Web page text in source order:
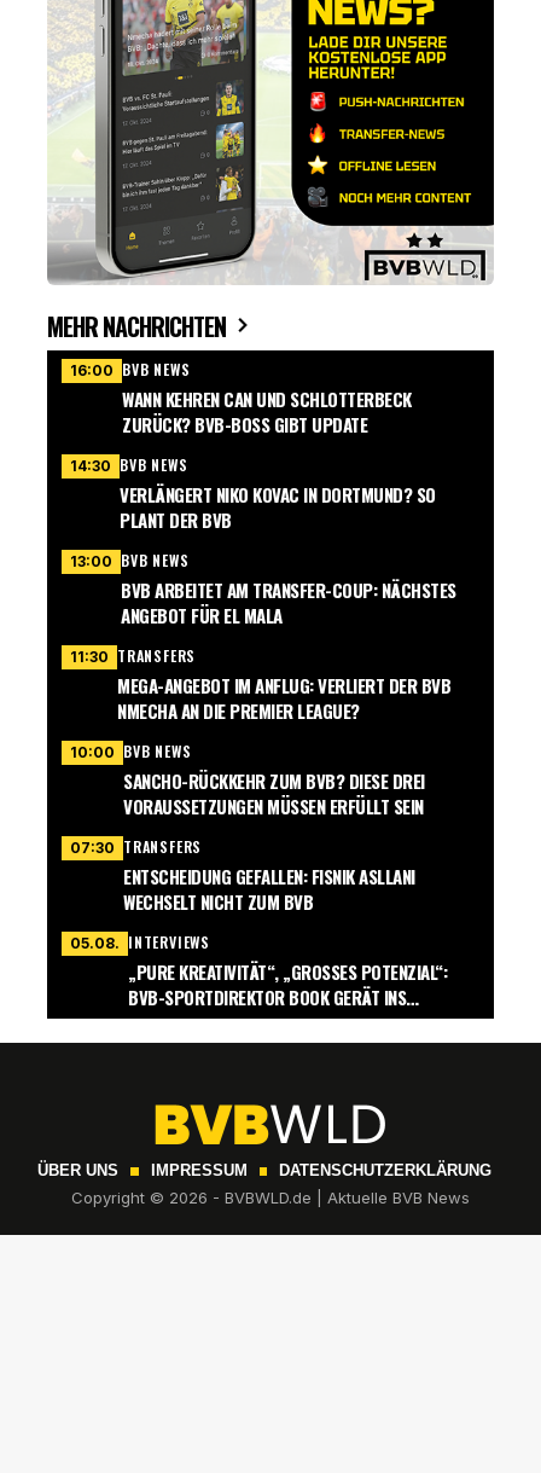
MEHR NACHRICHTEN
16:00 BVB NEWS
WANN KEHREN CAN UND SCHLOTTERBECK
ZURÜCK? BVB-BOSS GIBT UPDATE
14:30 BVB NEWS
VERLÄNGERT NIKO KOVAC IN DORTMUND? SO
PLANT DER BVB
13:00 BVB NEWS
BVB ARBEITET AM TRANSFER-COUP: NÄCHSTES
ANGEBOT FÜR EL MALA
11:30 TRANSFERS
MEGA-ANGEBOT IM ANFLUG: VERLIERT DER BVB
NMECHA AN DIE PREMIER LEAGUE?
10:00 BVB NEWS
SANCHO-RÜCKKEHR ZUM BVB? DIESE DREI
VORAUSSETZUNGEN MÜSSEN ERFÜLLT SEIN
07:30 TRANSFERS
ENTSCHEIDUNG GEFALLEN: FISNIK ASLLANI
WECHSELT NICHT ZUM BVB
05.08. INTERVIEWS
„PURE KREATIVITÄT“, „GROSSES POTENZIAL“: B
VB-SPORTDIREKTOR BOOK GERÄT INS S
CHWÄRMEN
ÜBER UNS IMPRESSUM DATENSCHUTZERKLÄRUNG
Copyright © 2026 - BVBWLD.de | Aktuelle BVB News